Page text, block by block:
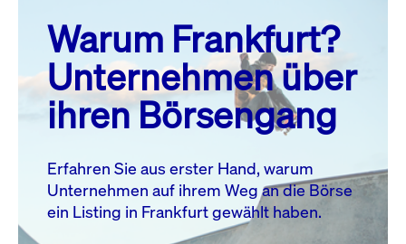
MO. DI. MI. DO. FR. SA. SO.
1
2
3
4 5 6 7 8
10 11 13 14
17
18 19 20 21 22
23
27 28
Warum Frankfurt?
Unternehmen über
ihren Börsengang
Erfahren Sie aus erster Hand, warum
Unternehmen auf ihrem Weg an die Börse
ein Listing in Frankfurt gewählt haben.